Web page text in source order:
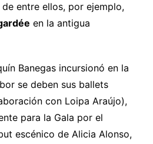
entre ellos, por ejemplo,
en la antigua
Banegas incursionó en la
se deben sus ballets
con Loipa Araújo),
para la Gala por el
escénico de Alicia Alonso,